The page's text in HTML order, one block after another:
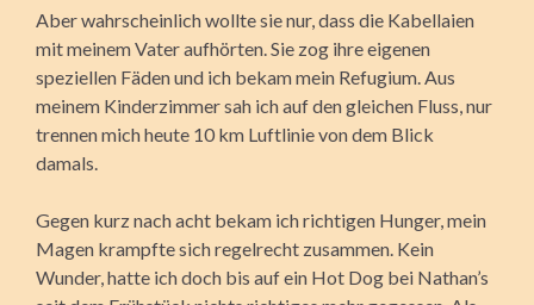
Aber wahrscheinlich wollte sie nur, dass die Kabellaien
mit meinem Vater aufhörten. Sie zog ihre eigenen
speziellen Fäden und ich bekam mein Refugium. Aus
meinem Kinderzimmer sah ich auf den gleichen Fluss, nur
trennen mich heute 10 km Luftlinie von dem Blick
damals.
Gegen kurz nach acht bekam ich richtigen Hunger, mein
Magen krampfte sich regelrecht zusammen. Kein
Wunder, hatte ich doch bis auf ein Hot Dog bei Nathan’s